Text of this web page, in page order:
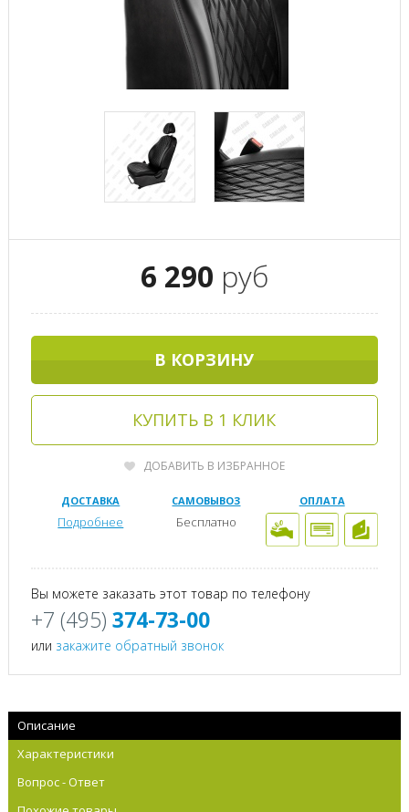
6 290 руб
В КОРЗИНУ
КУПИТЬ В 1 КЛИК
ДОБАВИТЬ В ИЗБРАННОЕ
ДОСТАВКА
Подробнее
САМОВЫВОЗ
Бесплатно
ОПЛАТА
Вы можете заказать этот товар по телефону
+7 (495) 374-73-00
или закажите обратный звонок
Описание
Характеристики
Вопрос - Ответ